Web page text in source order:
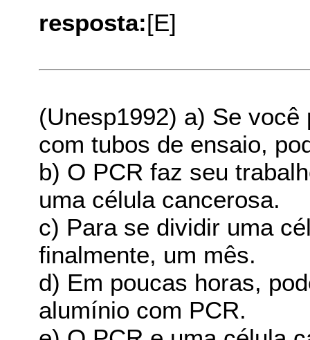
resposta:[E]
(Unesp1992) a) Se
com tubos de ensaio,
b) O PCR faz seu
uma célula cancerosa.
c) Para se dividir uma
finalmente, um mês.
d) Em poucas horas,
alumínio com PCR.